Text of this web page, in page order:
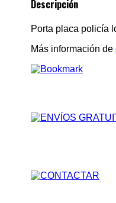
Descripción
Porta placa policía
Más información de